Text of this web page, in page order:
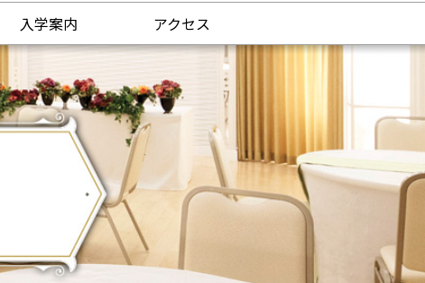
入学案内 アクセス